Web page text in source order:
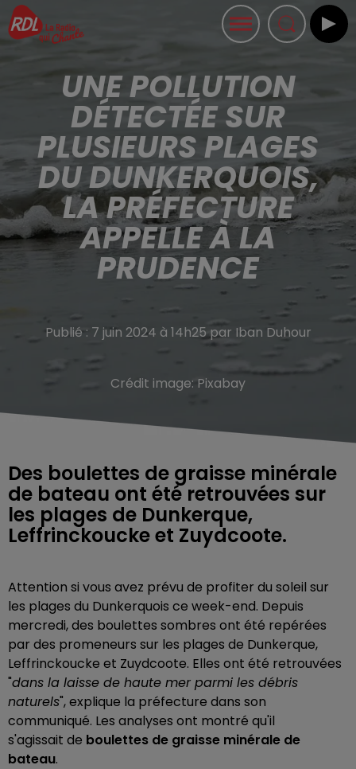
UNE POLLUTION
DÉTECTÉE SUR
PLUSIEURS PLAGES
DU DUNKERQUOIS,
LA PRÉFECTURE
APPELLE À LA
PRUDENCE
Publié : 7 juin 2024 à 14h25 par Iban Duhour
Crédit image: Pixabay
Des boulettes de graisse minérale
de bateau ont été retrouvées sur
les plages de Dunkerque,
Leffrinckoucke et Zuydcoote.
Attention si vous avez prévu de profiter du soleil sur
les plages du Dunkerquois ce week-end. Depuis
mercredi, des boulettes sombres ont été repérées
par des promeneurs sur les plages de Dunkerque,
Leffrinckoucke et Zuydcoote. Elles ont été retrouvées
"dans la laisse de haute mer parmi les débris
naturels", explique la préfecture dans son
communiqué. Les analyses ont montré qu'il
s'agissait de boulettes de graisse minérale de
bateau.